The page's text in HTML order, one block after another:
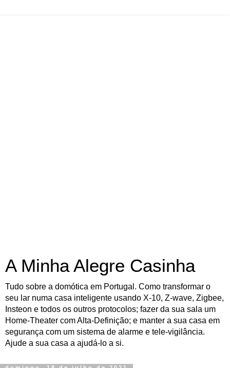
A Minha Alegre Casinha
Tudo sobre a domótica em Portugal. Como transformar o
seu lar numa casa inteligente usando X-10, Z-wave, Zigbee,
Insteon e todos os outros protocolos; fazer da sua sala um
Home-Theater com Alta-Definição; e manter a sua casa em
segurança com um sistema de alarme e tele-vigilância.
Ajude a sua casa a ajudá-lo a si.